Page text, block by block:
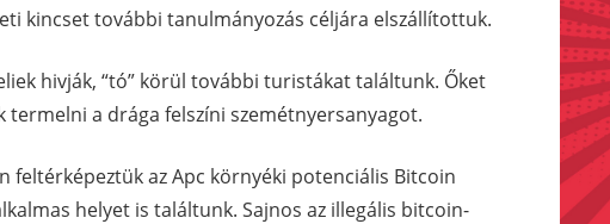
kincset további tanulmányozás céljára elszállítottuk.
hivják, “tó” körül további turistákat találtunk. Őket
termelni a drága felszíni szemétnyersanyagot.
feltérképeztük az Apc környéki potenciális Bitcoin
helyet is találtunk. Sajnos az illegális bitcoin-